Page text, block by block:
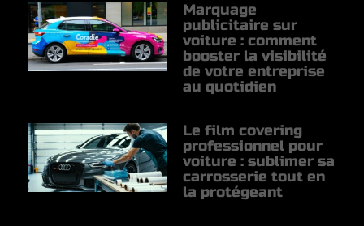
Marquage
publicitaire sur
voiture : comment
booster la visibilité
de votre entreprise
au quotidien
Le film covering
professionnel pour
voiture : sublimer sa
carrosserie tout en
la protégeant